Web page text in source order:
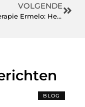
VOLGENDE
Fysiotherapie Ermelo: Herstel, Beweging en Preventie
BLOG